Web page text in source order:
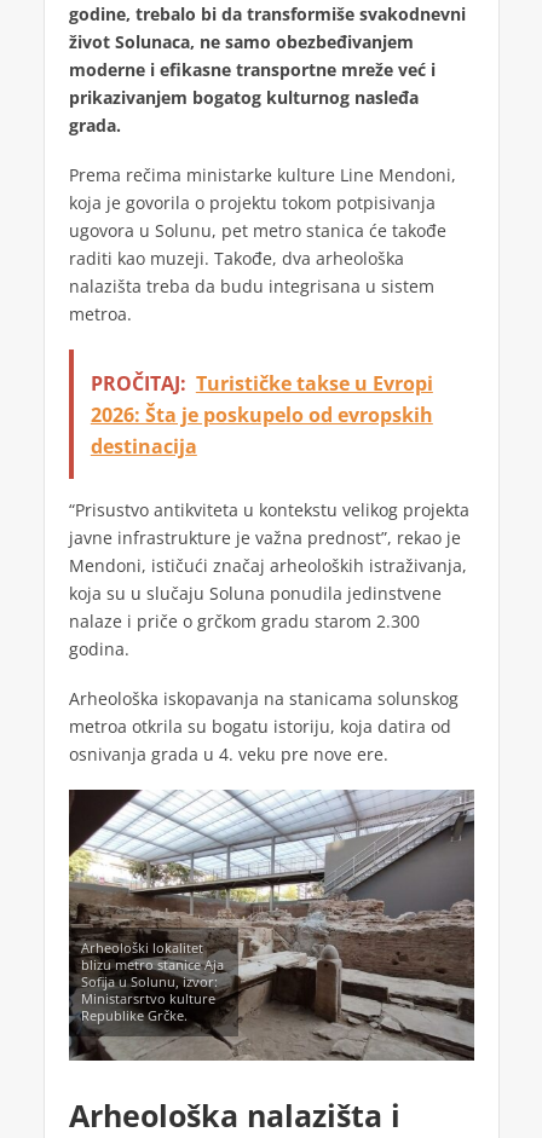
godine, trebalo bi da transformiše svakodnevni
život Solunaca, ne samo obezbeđivanjem
moderne i efikasne transportne mreže već i
prikazivanjem bogatog kulturnog nasleđa
grada.
Prema rečima ministarke kulture Line Mendoni,
koja je govorila o projektu tokom potpisivanja
ugovora u Solunu, pet metro stanica će takođe
raditi kao muzeji. Takođe, dva arheološka
nalazišta treba da budu integrisana u sistem
metroa.
PROČITAJ: Turističke takse u Evropi
2026: Šta je poskupelo od evropskih
destinacija
“Prisustvo antikviteta u kontekstu velikog projekta
javne infrastrukture je važna prednost”, rekao je
Mendoni, ističući značaj arheoloških istraživanja,
koja su u slučaju Soluna ponudila jedinstvene
nalaze i priče o grčkom gradu starom 2.300
godina.
Arheološka iskopavanja na stanicama solunskog
metroa otkrila su bogatu istoriju, koja datira od
osnivanja grada u 4. veku pre nove ere.
Arheološki lokalitet
blizu metro stanice Aja
Sofija u Solunu, izvor:
Ministarsrtvo kulture
Republike Grčke.
Arheološka nalazišta i